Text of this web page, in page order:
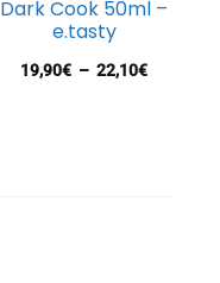
Dark Cook 50ml –
e.tasty
19,90€ – 22,10€Plage